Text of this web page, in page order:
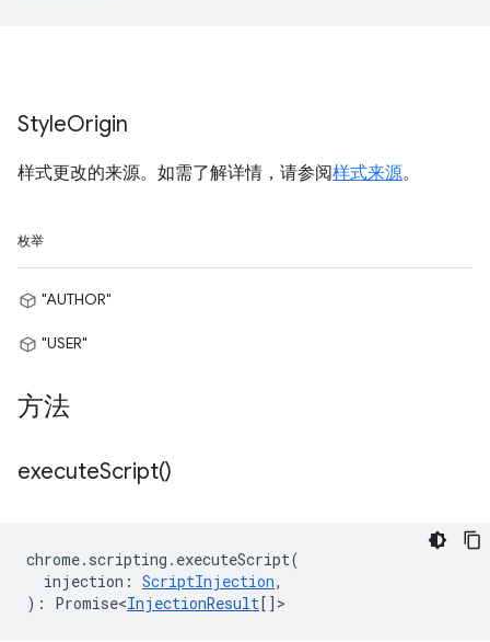
StyleOrigin
样式更改的来源。如需了解详情，请参阅样式来源。
枚举
"AUTHOR"
"USER"
方法
executeScript()
chrome. scripting . executeScript(
injection : ScriptInjection,
) : Promise<InjectionResult[] >